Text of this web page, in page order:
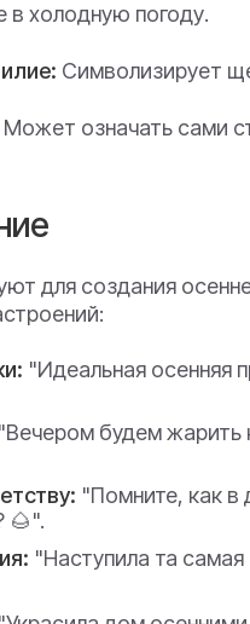
в холодную погоду.
Символизирует
Может означать сами
для создания
"Идеальная осенняя
"Вечером будем жарить
"Помните, как в
🌰".
"Наступила та